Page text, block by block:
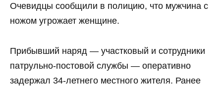
Очевидцы сообщили в полицию, что мужчина с
ножом угрожает женщине.
Прибывший наряд — участковый и сотрудники
патрульно-постовой службы — оперативно
задержал 34-летнего местного жителя. Ранее